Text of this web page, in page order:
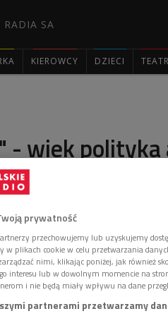
RADIA SA
KIEROWCY DZIECI TEATR
- wiek polityka
władzy
prezydenckiego wyścigu!
go przez większość
krajem.
prywatność
przechowujemy lub uzyskujemy
w plikach cookie w celu przetwarzania
nimi, klikając poniżej, jak również
interesu lub w dowolnym momencie na
i nie będą miały wpływu na dane
partnerami przetwarzamy